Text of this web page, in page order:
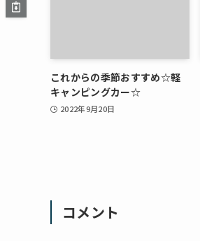
これからの季節おすすめ☆軽
キャンピングカー☆
2022年9月20日
コメント